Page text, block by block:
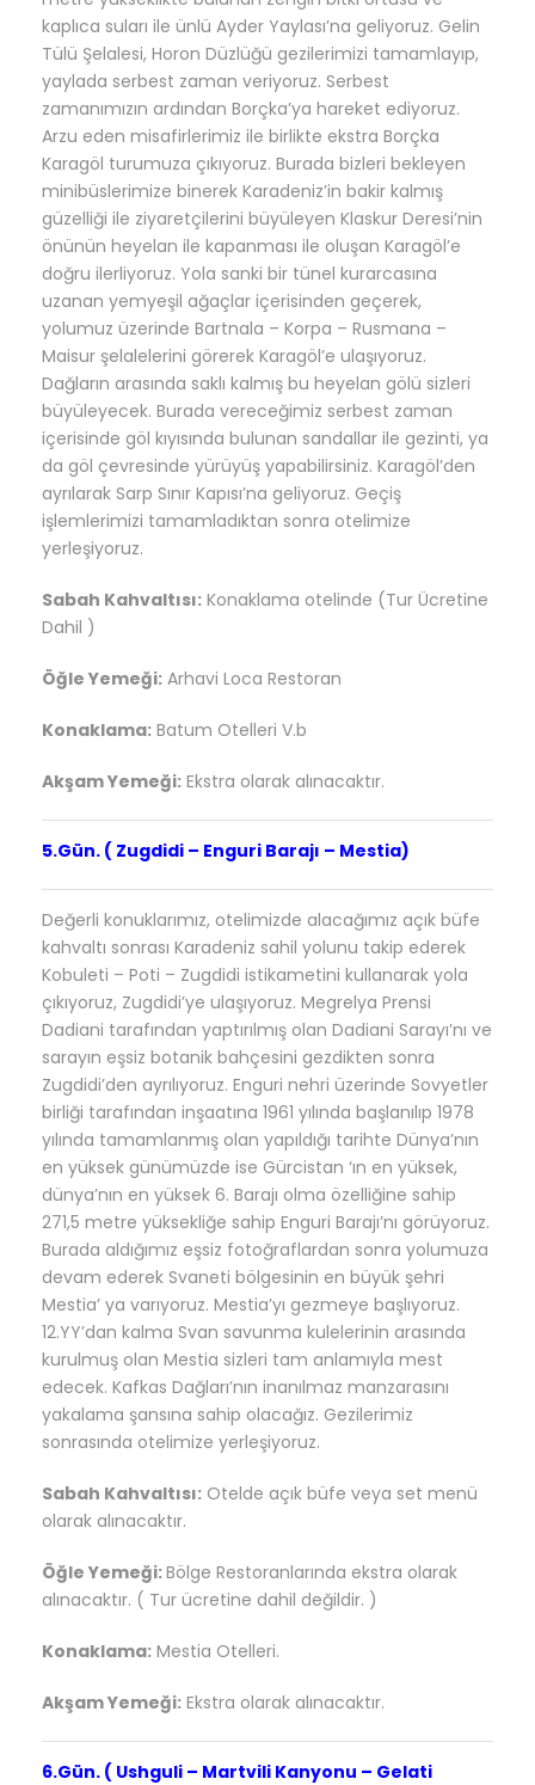
kaplıca suları ile ünlü Ayder Yaylası’na geliyoruz. Gelin
Tülü Şelalesi, Horon Düzlüğü gezilerimizi tamamlayıp,
yaylada serbest zaman veriyoruz. Serbest
zamanımızın ardından Borçka’ya hareket ediyoruz.
Arzu eden misafirlerimiz ile birlikte ekstra Borçka
Karagöl turumuza çıkıyoruz. Burada bizleri bekleyen
minibüslerimize binerek Karadeniz’in bakir kalmış
güzelliği ile ziyaretçilerini büyüleyen Klaskur Deresi’nin
önünün heyelan ile kapanması ile oluşan Karagöl’e
doğru ilerliyoruz. Yola sanki bir tünel kurarcasına
uzanan yemyeşil ağaçlar içerisinden geçerek,
yolumuz üzerinde Bartnala – Korpa – Rusmana –
Maisur şelalelerini görerek Karagöl’e ulaşıyoruz.
Dağların arasında saklı kalmış bu heyelan gölü sizleri
büyüleyecek. Burada vereceğimiz serbest zaman
içerisinde göl kıyısında bulunan sandallar ile gezinti, ya
da göl çevresinde yürüyüş yapabilirsiniz. Karagöl’den
ayrılarak Sarp Sınır Kapısı’na geliyoruz. Geçiş
işlemlerimizi tamamladıktan sonra otelimize
yerleşiyoruz.
Sabah Kahvaltısı: Konaklama otelinde (Tur Ücretine
Dahil )
Öğle Yemeği: Arhavi Loca Restoran
Konaklama: Batum Otelleri V.b
Akşam Yemeği: Ekstra olarak alınacaktır.
5.Gün. ( Zugdidi – Enguri Barajı – Mestia)
Değerli konuklarımız, otelimizde alacağımız açık büfe
kahvaltı sonrası Karadeniz sahil yolunu takip ederek
Kobuleti – Poti – Zugdidi istikametini kullanarak yola
çıkıyoruz, Zugdidi’ye ulaşıyoruz. Megrelya Prensi
Dadiani tarafından yaptırılmış olan Dadiani Sarayı’nı ve
sarayın eşsiz botanik bahçesini gezdikten sonra
Zugdidi’den ayrılıyoruz. Enguri nehri üzerinde Sovyetler
birliği tarafından inşaatına 1961 yılında başlanılıp 1978
yılında tamamlanmış olan yapıldığı tarihte Dünya’nın
en yüksek günümüzde ise Gürcistan ‘ın en yüksek,
dünya’nın en yüksek 6. Barajı olma özelliğine sahip
271,5 metre yüksekliğe sahip Enguri Barajı’nı görüyoruz.
Burada aldığımız eşsiz fotoğraflardan sonra yolumuza
devam ederek Svaneti bölgesinin en büyük şehri
Mestia’ ya varıyoruz. Mestia’yı gezmeye başlıyoruz.
12.YY’dan kalma Svan savunma kulelerinin arasında
kurulmuş olan Mestia sizleri tam anlamıyla mest
edecek. Kafkas Dağları’nın inanılmaz manzarasını
yakalama şansına sahip olacağız. Gezilerimiz
sonrasında otelimize yerleşiyoruz.
Sabah Kahvaltısı: Otelde açık büfe veya set menü
olarak alınacaktır.
Öğle Yemeği:Bölge Restoranlarında ekstra olarak
alınacaktır. ( Tur ücretine dahil değildir. )
Konaklama: Mestia Otelleri.
Akşam Yemeği: Ekstra olarak alınacaktır.
6.Gün. ( Ushguli – Martvili Kanyonu – Gelati